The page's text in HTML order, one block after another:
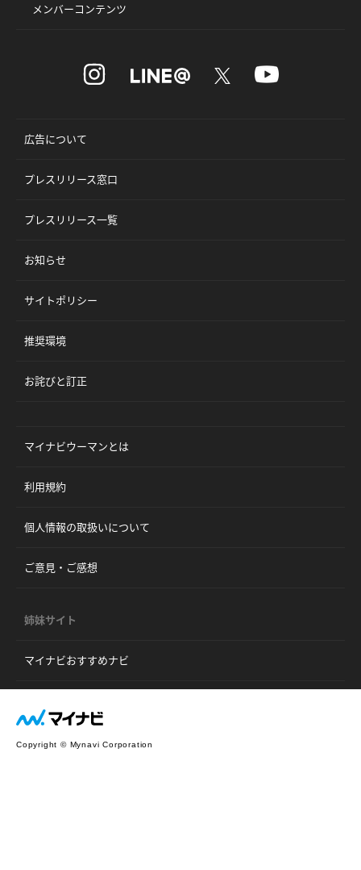
メンバーコンテンツ
広告について
プレスリリース窓口
プレスリリース一覧
お知らせ
サイトポリシー
推奨環境
お詫びと訂正
マイナビウーマンとは
利用規約
個人情報の取扱いについて
ご意見・ご感想
姉妹サイト
マイナビおすすめナビ
Copyright © Mynavi Corporation